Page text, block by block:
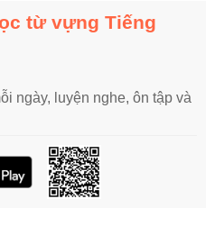
từ vựng Tiếng
ngày, luyện nghe, ôn tập và